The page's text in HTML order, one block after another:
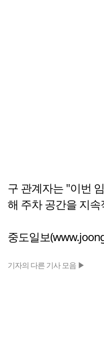
구 관계자는 "이번
해 주차 공간을 지
중도일보
기자의 다른 기사 모음 ▶